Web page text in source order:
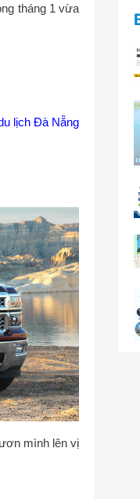
tháng 1 vừa
lịch Đà Nẵng
mình lên vị